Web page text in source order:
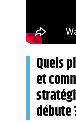
Quels
et
débute